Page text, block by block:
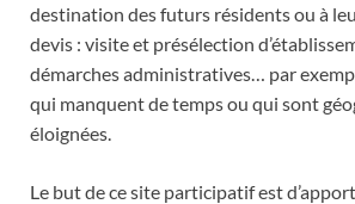
destination des futurs résidents ou à
devis : visite et présélection
démarches administratives… par
qui manquent de temps ou qui sont
éloignées.
Le but de ce site participatif est